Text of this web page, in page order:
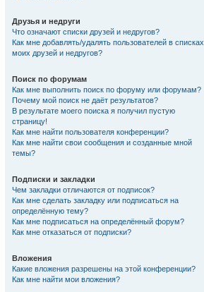
Друзья и недруги
Что означают списки друзей и недругов?
Как мне добавлять/удалять пользователей в списках
моих друзей и недругов?
Поиск по форумам
Как мне выполнить поиск по форуму или форумам?
Почему мой поиск не даёт результатов?
В результате моего поиска я получил пустую
страницу!
Как мне найти пользователя конференции?
Как мне найти свои сообщения и созданные мной
темы?
Подписки и закладки
Чем закладки отличаются от подписок?
Как мне сделать закладку или подписаться на
определённую тему?
Как мне подписаться на определённый форум?
Как мне отказаться от подписки?
Вложения
Какие вложения разрешены на этой конференции?
Как мне найти мои вложения?